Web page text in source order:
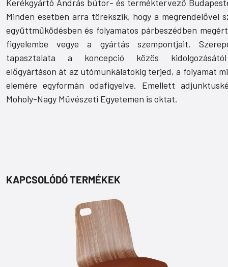
Kerékgyártó András bútor- és terméktervező
Minden esetben arra törekszik, hogy a megrendelővel
együttműködésben és folyamatos párbeszédben
figyelembe vegye a gyártás szempontjait.
tapasztalata a koncepció közös
előgyártáson át az utómunkálatokig terjed, a folyamat
elemére egyformán odafigyelve. Emellett
Moholy-Nagy Művészeti Egyetemen is oktat.
KAPCSOLÓDÓ TERMÉKEK